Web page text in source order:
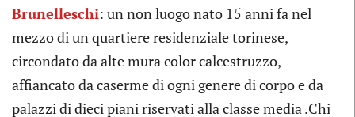
Brunelleschi: un non luogo nato 15 anni fa nel
mezzo di un quartiere residenziale torinese,
circondato da alte mura color calcestruzzo,
affiancato da caserme di ogni genere di corpo e da
palazzi di dieci piani riservati alla classe media .Chi